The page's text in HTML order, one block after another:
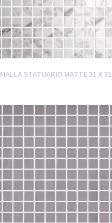
MALLA STATUARIO MATTE 31 X 31